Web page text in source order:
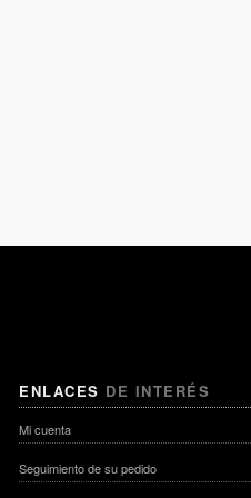
ENLACES DE INTERÉS
Mi cuenta
Seguimiento de su pedido